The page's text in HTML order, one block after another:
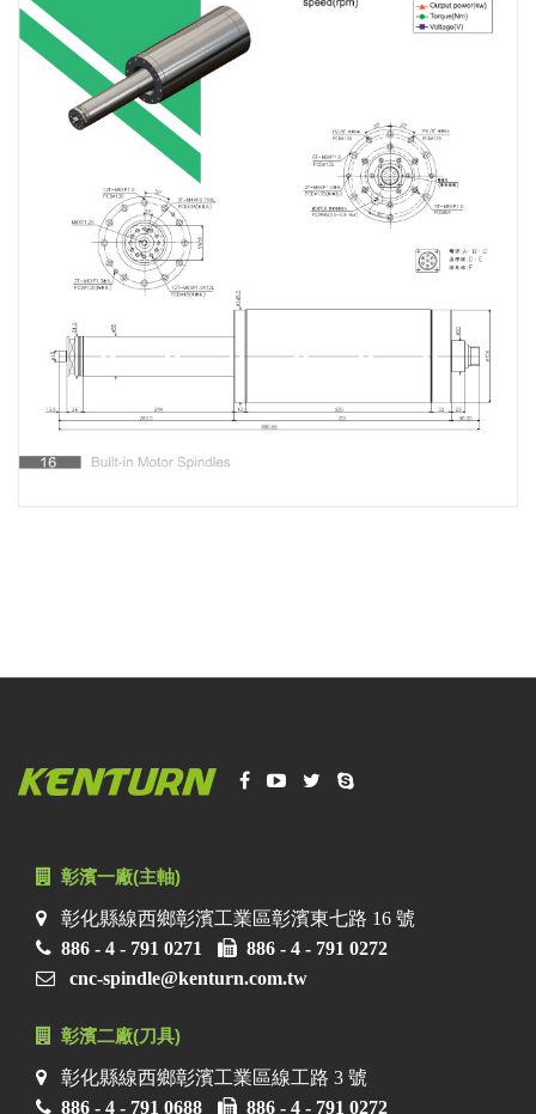
彰濱一廠(主軸)
彰化縣線西鄉彰濱工業區彰濱東七路 16 號
886 - 4 - 791 0271
886 - 4 - 791 0272
cnc-spindle@kenturn.com.tw
彰濱二廠(刀具)
彰化縣線西鄉彰濱工業區線工路 3 號
886 - 4 - 791 0688
886 - 4 - 791 0272